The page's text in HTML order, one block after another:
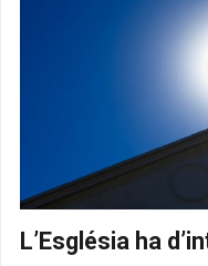
L’Església ha